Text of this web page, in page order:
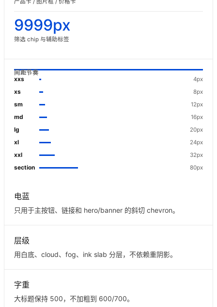
产品卡 / 图片框 / 价格卡
9999px
筛选 chip 与辅助标签
间距节奏
xxs
4px
xs 8px
sm 12px
md 16px
lg 20px
xl 24px
xxl 32px
section 80px
电蓝
只用于主按钮、链接和 hero/banner 的斜切 chevron。
层级
用白底、cloud、fog、ink slab 分层，不依赖重阴影。
字重
大标题保持 500，不加粗到 600/700。